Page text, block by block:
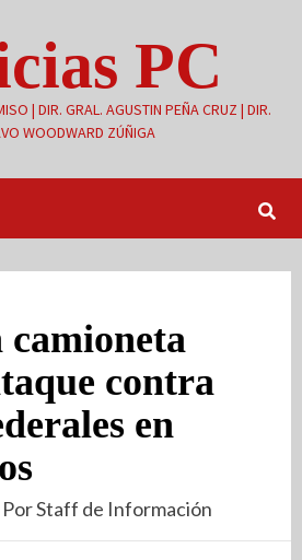
PC
| DIR. GRAL. AGUSTIN PEÑA CRUZ | DIR.
WOODWARD ZÚÑIGA
contra
en
Por Staff de Información